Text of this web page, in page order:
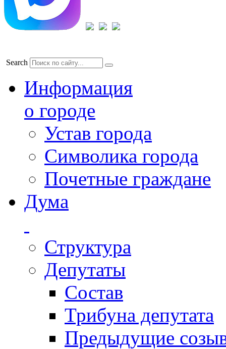
Search
Информация
о городе
Устав города
Символика города
Почетные граждане
Дума
Структура
Депутаты
Состав
Трибуна депутата
Предыдущие